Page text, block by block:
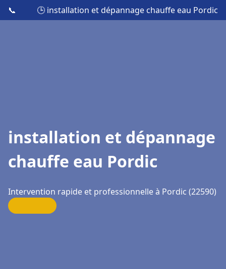
📞 🕒 installation et dépannage chauffe eau Pordic
installation et dépannage
chauffe eau Pordic
Intervention rapide et professionnelle à Pordic (22590)